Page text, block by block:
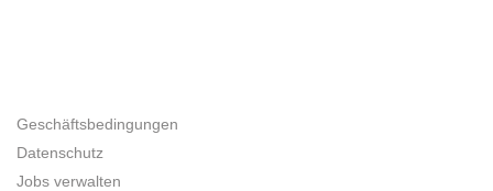
Geschäftsbedingungen
Datenschutz
Jobs verwalten